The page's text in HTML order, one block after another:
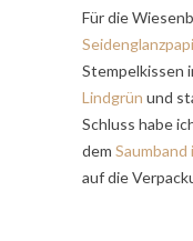
Für die
Stempelkissen
Lindgrün und
Schluss habe
dem
auf die